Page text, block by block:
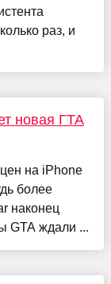
раз, и
новая ГТА
на iPhone
более
наконец
GTA ждали ...